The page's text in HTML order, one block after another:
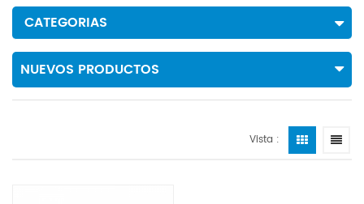
CATEGORIAS
NUEVOS PRODUCTOS
Vista :